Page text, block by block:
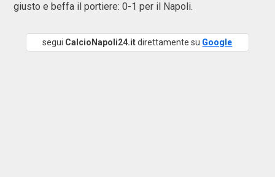
giusto e beffa il portiere: 0-1 per il Napoli.
segui CalcioNapoli24.itdirettamente su Google